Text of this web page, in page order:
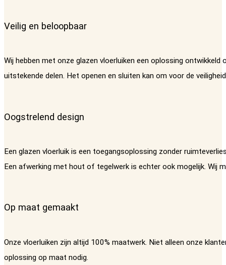
Veilig en beloopbaar
Wij hebben met onze glazen vloerluiken een oplossing
uitstekende delen. Het openen en sluiten kan om voor de
Oogstrelend design
Een glazen vloerluik is een toegangsoplossing zonder
Een afwerking met hout of tegelwerk is echter ook mogelijk. Wij
Op maat gemaakt
Onze vloerluiken zijn altijd 100% maatwerk. Niet alleen onze
oplossing op maat nodig.